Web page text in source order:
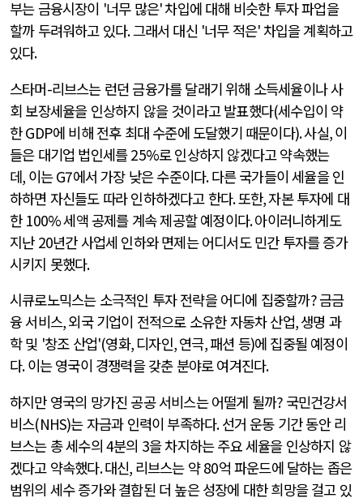
부는 금융시장이 '너무 많은'차입에 대해 비슷한 투자 파업을
할까 두려워하고 있다.그래서 대신 '너무 적은' 차입을 계획하고
있다.
스타머-리브스는 런던 금융가를 달래기 위해 소득세율이나 사
회 보장세율을 인상하지 않을 것이라고 발표했다(세수입이 약
한GDP에 비해 전후 최대 수준에 도달했기 때문이다).사실,이
들은 대기업 법인세를25%로 인상하지 않겠다고 약속했는
데, 이는G7에서 가장 낮은 수준이다.다른 국가들이 세율을 인
하하면 자신들도 따라 인하하겠다고 한다.또한,자본 투자에 대
한 100%세액 공제를 계속 제공할 예정이다.아이러니하게도
지난 20년간 사업세 인하와 면제는 어디서도 민간 투자를 증가
시키지 못했다.
시큐로노믹스는 소극적인 투자 전략을 어디에 집중할까?금금
융 서비스,외국 기업이 전적으로 소유한 자동차 산업,생명 과
학 및 '창조 산업'(영화,디자인,연극,패션 등)에 집중될 예정이
다.이는 영국이 경쟁력을 갖춘 분야로 여겨진다.
하지만 영국의 망가진 공공 서비스는 어떨게 될까? 국민건강서
비스(NHS)는 자금과 인력이 부족하다.선거 운동 기간 동안 리
브스는 총 세수의 4분의 3을 차지하는 주요 세율을 인상하지 않
겠다고 약속했다.대신, 리브스는 약80억 파운드에 달하는 좁은
범위의 세수 증가와 결합된 더 높은 성장에 대한 희망을 걸고 있